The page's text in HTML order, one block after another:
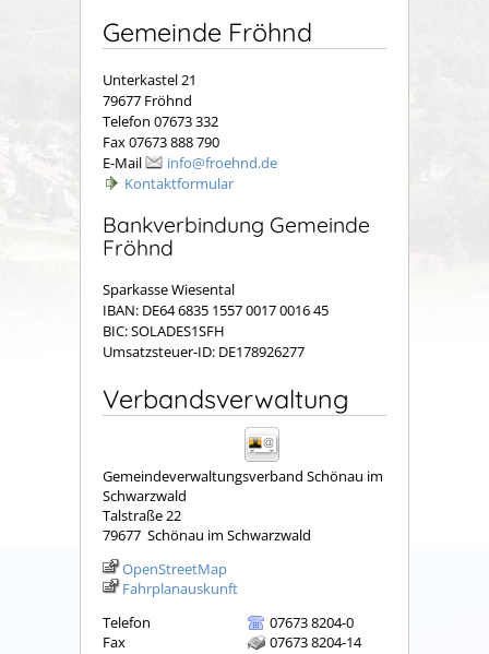
Gemeinde Fröhnd
Unterkastel 21
79677 Fröhnd
Telefon 07673 332
Fax 07673 888 790
E-Mail
info@froehnd.de
Kontaktformular
Bankverbindung Gemeinde
Fröhnd
Sparkasse Wiesental
IBAN: DE64 6835 1557 0017 0016 45
BIC: SOLADES1SFH
Umsatzsteuer-ID: DE178926277
Verbandsverwaltung
Gemeindeverwaltungsverband Schönau im
Schwarzwald
Talstraße 22
79677 Schönau im Schwarzwald
OpenStreetMap
Fahrplanauskunft
Telefon
07673 8204-0
Fax
07673 8204-14